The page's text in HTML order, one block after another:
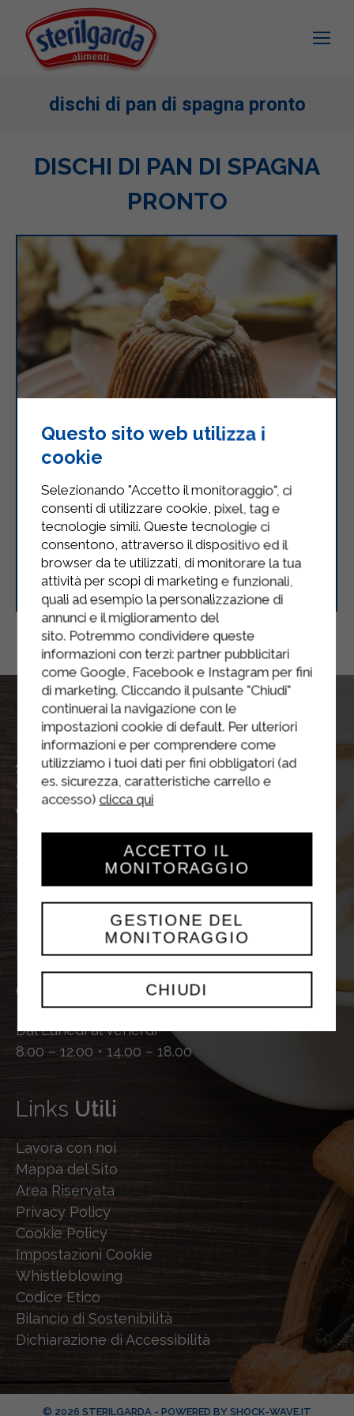
dischi di pan di spagna pronto
DISCHI DI PAN DI SPAGNA
PRONTO
Mont Blanc
La nostraSede
Sterilgarda Alimenti Spa
Via Medole, 52 46043
Castiglione delle Stiviere (MN)
Italia
Tel
+39 0376 6741
Fax+39 0376 631587
info@sterilgarda.it
P.iva 01515590204
Orari
Dal Lunedì al Venerdì
8.00 – 12.00 • 14.00 – 18.00
Links Utili
Lavora con noi
Mappa del Sito
Area Riservata
Privacy Policy
Cookie Policy
Impostazioni Cookie
Whistleblowing
Codice Etico
Bilancio di Sostenibilità
Dichiarazione di Accessibilità
© 2026 STERILGARDA - POWERED BY SHOCK-WAVE.IT
Questo sito web utilizza i
cookie
Selezionando "Accetto il monitoraggio", ci
consenti di utilizzare cookie, pixel, tag e
tecnologie simili. Queste tecnologie ci
consentono, attraverso il dispositivo ed il
browser da te utilizzati, di monitorare la tua
attività per scopi di marketing e funzionali,
quali ad esempio la personalizzazione di
annunci e il miglioramento del
sito. Potremmo condividere queste
informazioni con terzi: partner pubblicitari
come Google, Facebook e Instagram per fini
di marketing. Cliccando il pulsante "Chiudi"
continuerai la navigazione con le
impostazioni cookie di default. Per ulteriori
informazioni e per comprendere come
utilizziamo i tuoi dati per fini obbligatori (ad
es. sicurezza, caratteristiche carrello e
accesso) clicca qui
CHIUDI
GESTIONE DEL
MONITORAGGIO
ACCETTO IL
MONITORAGGIO